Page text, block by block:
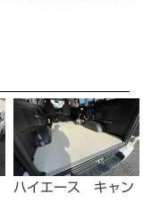
ハイエース キャン